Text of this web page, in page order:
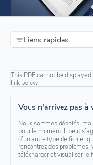
Liens rapides
This PDF cannot be
link below.
Vous n'arrivez pas à
Nous sommes désolés,
pour le moment. Il peut
d’un autre type de fichier
rencontrez des
télécharger et visualiser le